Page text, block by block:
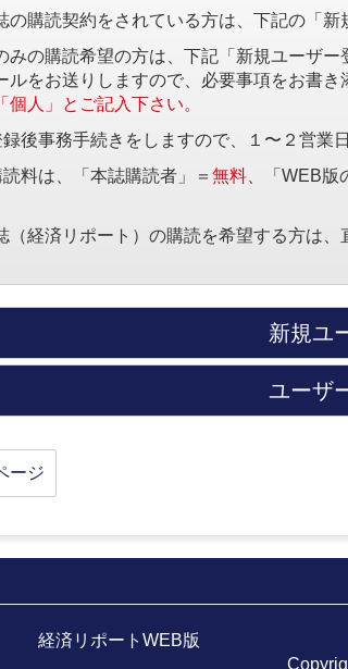
購読契約をされている方は、下記の「新
の購読希望の方は、下記「新規ユーザー
ルをお送りしますので、必要事項をお書き
個人」とご記入下さい。
後事務手続きをしますので、１〜２営業
料は、「本誌購読者」＝ 無料 、「WEB版
（経済リポート）の購読を希望する方は、
新規ユ
ユーザ
ージ
経済リポートWEB版